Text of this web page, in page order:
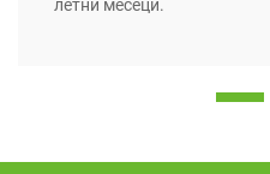
летни месеци.